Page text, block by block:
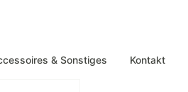
& Sonstiges Kontakt